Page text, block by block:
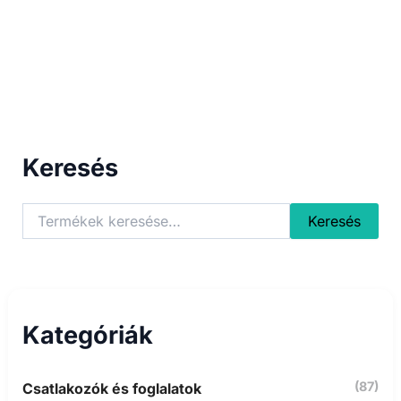
Keresés
a
v
Keresés
Kategóriák
Csatlakozók és foglalatok (87)